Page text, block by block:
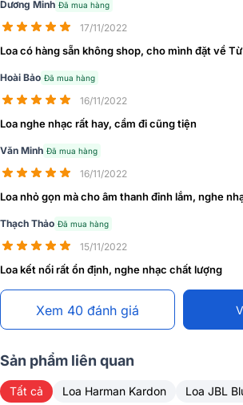
Loa bluetooth Marshall Tufton hàng về
Dương Minh Đã mua hàng
17/11/2022
Loa có hàng sẵn không shop, cho mình đặt về
Hoài Bảo Đã mua hàng
16/11/2022
Loa nghe nhạc rất hay, cầm đi cũng tiện
Văn Minh Đã mua hàng
16/11/2022
Loa nhỏ gọn mà cho âm thanh đỉnh lắm, nghe
Thạch Thảo Đã mua hàng
15/11/2022
Loa kết nối rất ổn định, nghe nhạc chất lượng
Xem 40 đánh giá
Sản phẩm liên quan
Tất cả Loa Harman Kardon Loa JBL